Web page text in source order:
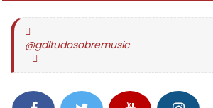
@gdltudosobremusic